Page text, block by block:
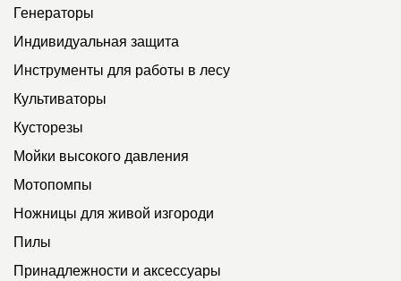
Генераторы
Индивидуальная защита
Инструменты для работы в лесу
Культиваторы
Кусторезы
Мойки высокого давления
Мотопомпы
Ножницы для живой изгороди
Пилы
Принадлежности и аксессуары